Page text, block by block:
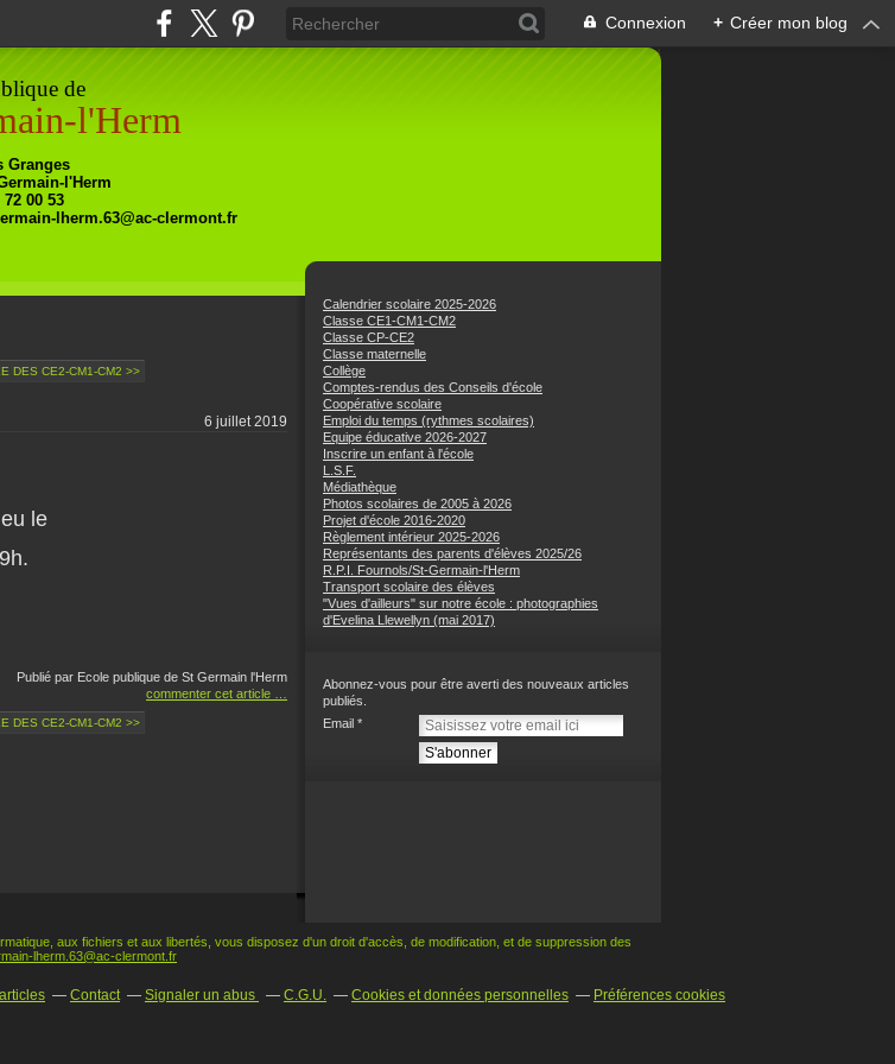
Connexion + Créer mon blog
de
l'Herm
Granges
l'Herm
53
lherm.63@ac-clermont.fr
DES CE2-CM1-CM2 >>
6 juillet 2019
le
Publié par Ecole publique de St Germain l'Herm
commenter cet article
DES CE2-CM1-CM2 >>
Calendrier scolaire 2025-2026
Classe CE1-CM1-CM2
Classe CP-CE2
Classe maternelle
Collège
Comptes-rendus des Conseils d'école
Coopérative scolaire
Emploi du temps (rythmes scolaires)
Equipe éducative 2026-2027
Inscrire un enfant à l'école
L.S.F.
Médiathèque
Photos scolaires de 2005 à 2026
Projet d'école 2016-2020
Règlement intérieur 2025-2026
Représentants des parents d'élèves 2025/26
R.P.I. Fournols/St-Germain-l'Herm
Transport scolaire des élèves
"Vues d'ailleurs" sur notre école : photographies
d'Evelina Llewellyn (mai 2017)
Abonnez-vous pour être averti des nouveaux articles
publiés.
Email
aux fichiers et aux libertés, vous disposez d'un droit d'accès, de modification, et de suppression des
lherm.63@ac-clermont.fr
Contact Signaler un abus C.G.U. Cookies et données personnelles Préférences cookies